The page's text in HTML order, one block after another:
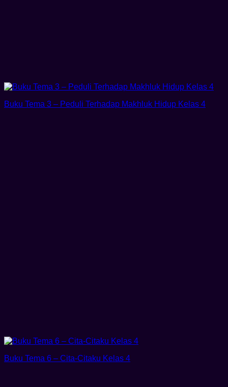
Buku Tema 3 – Peduli Terhadap Makhluk Hidup Kelas 4
Buku Tema 6 – Cita-Citaku Kelas 4